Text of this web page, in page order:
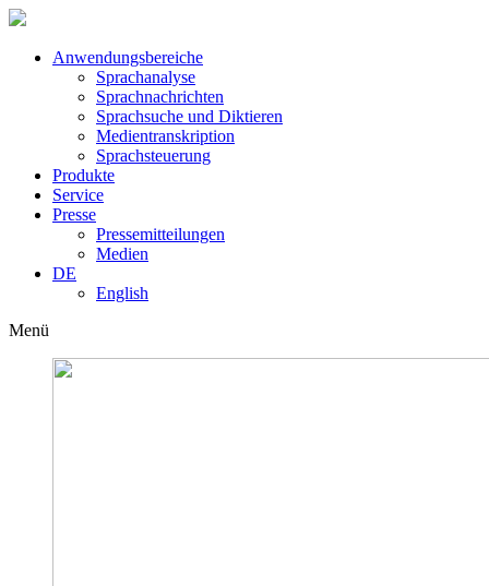
Anwendungsbereiche
Sprachanalyse
Sprachnachrichten
Sprachsuche und Diktieren
Medientranskription
Sprachsteuerung
Produkte
Service
Presse
Pressemitteilungen
Medien
DE
English
Menü